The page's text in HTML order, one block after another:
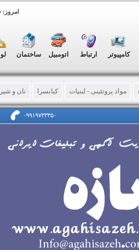
امروز: جمعه,
کامپیوتر ارتباط اتومبیل ساختمان
مواد پروتئینی - لبنیات کبابسرا نان و
مرتبط خشکبار جگرکی۰۹۹۱۹۷۳۳۳۵۰